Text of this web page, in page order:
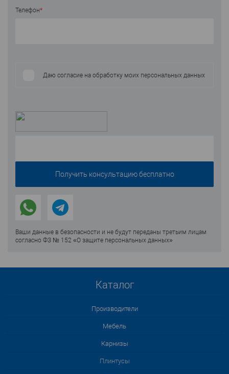
Телефон*
Даю согласие на обработку моих персональных данных
Ваши данные в безопасности и не будут переданы третьим лицам
согласно ФЗ № 152 «О защите персональных данных»
Каталог
Производители
Мебель
Карнизы
Плинтусы